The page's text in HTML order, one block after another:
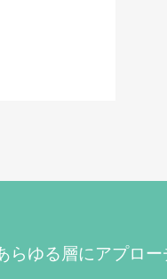
らゆる層にアプロー